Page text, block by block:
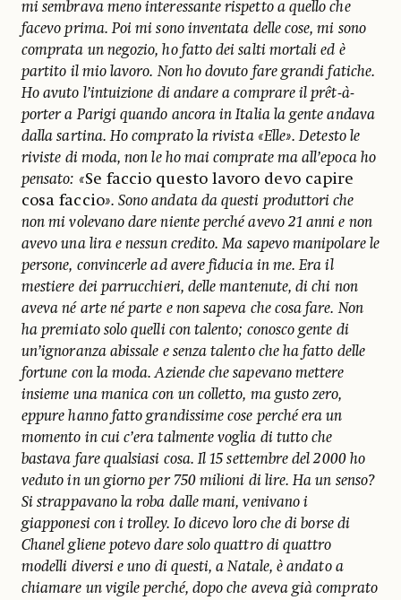
mi sembrava meno interessante rispetto a quello che
facevo prima. Poi mi sono inventata delle cose, mi sono
comprata un negozio, ho fatto dei salti mortali ed è
partito il mio lavoro. Non ho dovuto fare grandi fatiche.
Ho avuto l’intuizione di andare a comprare il prêt-à-
porter a Parigi quando ancora in Italia la gente andava
dalla sartina. Ho comprato la rivista «Elle». Detesto le
riviste di moda, non le ho mai comprate ma all’epoca ho
pensato: «Se faccio questo lavoro devo capire
cosa faccio». Sono andata da questi produttori che
non mi volevano dare niente perché avevo 21 anni e non
avevo una lira e nessun credito. Ma sapevo manipolare le
persone, convincerle ad avere fiducia in me. Era il
mestiere dei parrucchieri, delle mantenute, di chi non
aveva né arte né parte e non sapeva che cosa fare. Non
ha premiato solo quelli con talento; conosco gente di
un’ignoranza abissale e senza talento che ha fatto delle
fortune con la moda. Aziende che sapevano mettere
insieme una manica con un colletto, ma gusto zero,
eppure hanno fatto grandissime cose perché era un
momento in cui c’era talmente voglia di tutto che
bastava fare qualsiasi cosa. Il 15 settembre del 2000 ho
veduto in un giorno per 750 milioni di lire. Ha un senso?
Si strappavano la roba dalle mani, venivano i
giapponesi con i trolley. Io dicevo loro che di borse di
Chanel gliene potevo dare solo quattro di quattro
modelli diversi e uno di questi, a Natale, è andato a
chiamare un vigile perché, dopo che aveva già comprato